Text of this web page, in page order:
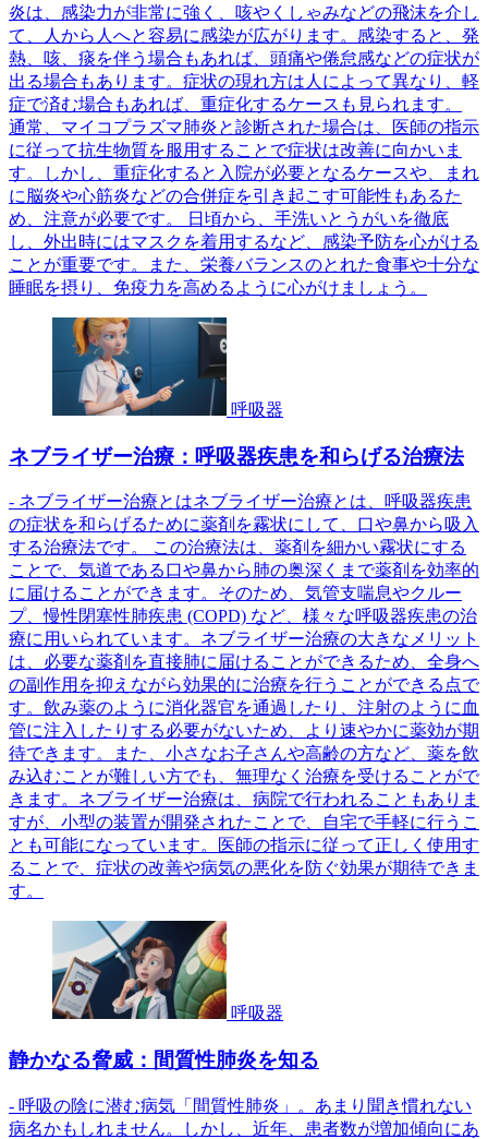
炎は、感染力が非常に強く、咳やくしゃみなどの飛沫を介し
て、人から人へと容易に感染が広がります。感染すると、発
熱、咳、痰を伴う場合もあれば、頭痛や倦怠感などの症状が
出る場合もあります。症状の現れ方は人によって異なり、軽
症で済む場合もあれば、重症化するケースも見られます。
通常、マイコプラズマ肺炎と診断された場合は、医師の指示
に従って抗生物質を服用することで症状は改善に向かいま
す。しかし、重症化すると入院が必要となるケースや、まれ
に脳炎や心筋炎などの合併症を引き起こす可能性もあるた
め、注意が必要です。 日頃から、手洗いとうがいを徹底
し、外出時にはマスクを着用するなど、感染予防を心がける
ことが重要です。また、栄養バランスのとれた食事や十分な
睡眠を摂り、免疫力を高めるように心がけましょう。
呼吸器
ネブライザー治療：呼吸器疾患を和らげる治療法
- ネブライザー治療とはネブライザー治療とは、呼吸器疾患
の症状を和らげるために薬剤を霧状にして、口や鼻から吸入
する治療法です。 この治療法は、薬剤を細かい霧状にする
ことで、気道である口や鼻から肺の奥深くまで薬剤を効率的
に届けることができます。そのため、気管支喘息やクルー
プ、慢性閉塞性肺疾患 (COPD) など、様々な呼吸器疾患の治
療に用いられています。ネブライザー治療の大きなメリット
は、必要な薬剤を直接肺に届けることができるため、全身へ
の副作用を抑えながら効果的に治療を行うことができる点で
す。飲み薬のように消化器官を通過したり、注射のように血
管に注入したりする必要がないため、より速やかに薬効が期
待できます。また、小さなお子さんや高齢の方など、薬を飲
み込むことが難しい方でも、無理なく治療を受けることがで
きます。ネブライザー治療は、病院で行われることもありま
すが、小型の装置が開発されたことで、自宅で手軽に行うこ
とも可能になっています。医師の指示に従って正しく使用す
ることで、症状の改善や病気の悪化を防ぐ効果が期待できま
す。
呼吸器
静かなる脅威：間質性肺炎を知る
- 呼吸の陰に潜む病気「間質性肺炎」。あまり聞き慣れない
病名かもしれません。しかし、近年、患者数が増加傾向にあ